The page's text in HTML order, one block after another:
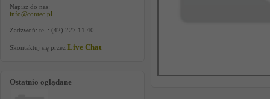
Napisz do nas:
info@contec.pl
Zadzwoń: tel.: (42) 227 11 40
Skontaktuj się przez Live Chat
Ostatnio oglądane